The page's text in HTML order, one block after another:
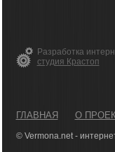
Разработка
студия Крастоп
ГЛАВНАЯ О
© Vermona.net -